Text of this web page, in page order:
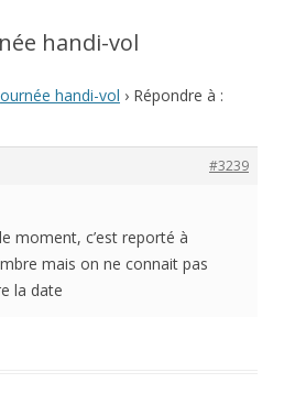
handi-vol
handi-vol › Répondre à :
#3239
moment, c’est reporté à
mais on ne connait pas
la date